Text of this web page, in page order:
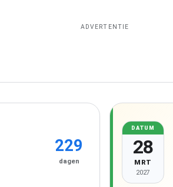
ADVERTENTIE
229
dagen
DATUM
28
MRT
2027